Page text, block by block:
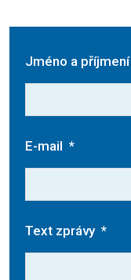
Jméno a příjmení
E-mail *
Text zprávy *